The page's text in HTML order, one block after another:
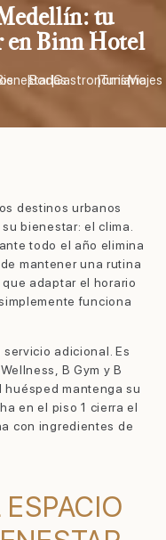
tu
en Binn Hotel
|Bodas
|Gastronomía
|Turismo
|Viajes
destinos urbanos
bienestar: el clima.
todo el año elimina
mantener una rutina
adaptar el horario
funciona
adicional. Es
B Gym y B
mantenga su
en el piso 1 cierra el
con ingredientes de